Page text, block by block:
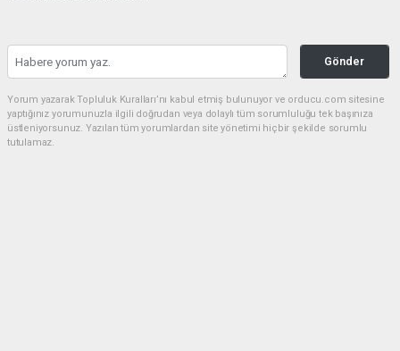
Gönder
Yorum yazarak Topluluk Kuralları’nı kabul etmiş bulunuyor ve orducu.com sitesine
yaptığınız yorumunuzla ilgili doğrudan veya dolaylı tüm sorumluluğu tek başınıza
üstleniyorsunuz. Yazılan tüm yorumlardan site yönetimi hiçbir şekilde sorumlu
tutulamaz.